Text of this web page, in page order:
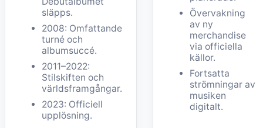
släpps.
2008: Omfattande
turné och
albumsuccé.
2011–2022:
Stilskiften och
världsframgångar.
2023: Officiell
upplösning.
Övervakning
av ny
merchandise
via officiella
källor.
Fortsatta
strömningar av
musiken
digitalt.